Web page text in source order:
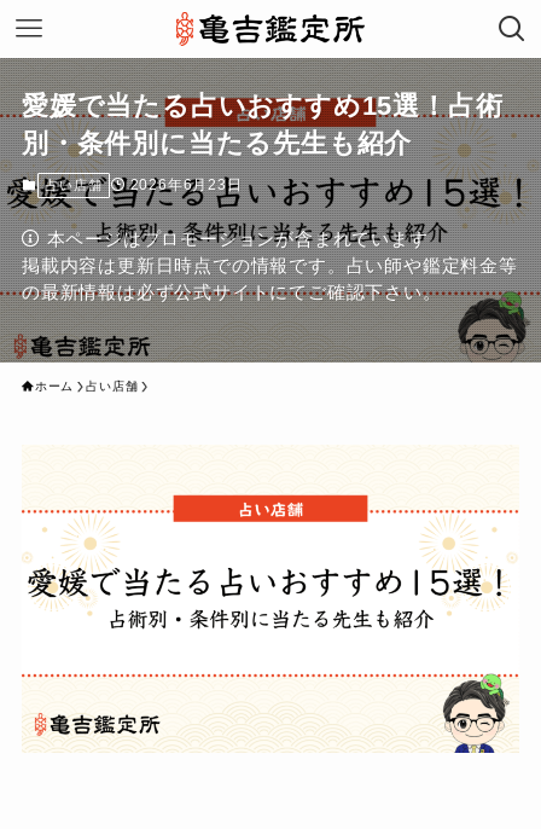
愛媛で当たる占いおすすめ15選！占術
別・条件別に当たる先生も紹介
占い店舗 2026年6月23日
本ページはプロモーションが含まれています
掲載内容は更新日時点での情報です。占い師や鑑定料金等
の最新情報は必ず公式サイトにてご確認下さい。
ホーム 占い店舗